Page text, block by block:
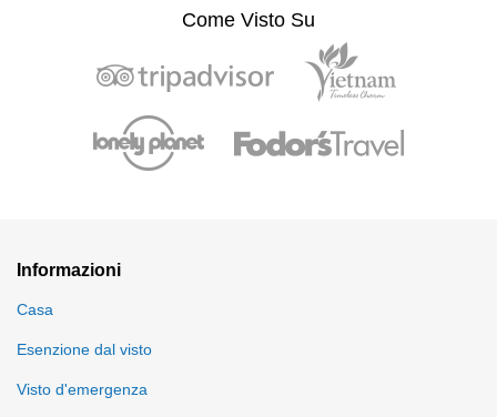
Come Visto Su
Informazioni
Casa
Esenzione dal visto
Visto d'emergenza